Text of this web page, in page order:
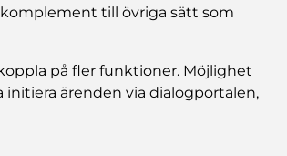
till övriga sätt som
på fler funktioner. Möjlighet
ärenden via dialogportalen,